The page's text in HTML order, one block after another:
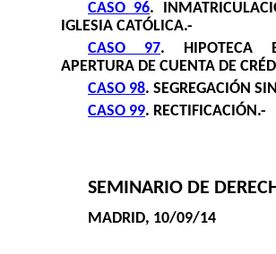
CASO 96.
IGLESIA CATÓLICA.-
CASO 97. HIPOTECA
APERTURA DE CUENTA DE
CASO 98. SEGREGACIÓN
CASO 99. RECTIFICACIÓN.-
SEMINARIO DE
MADRID, 10/09/14